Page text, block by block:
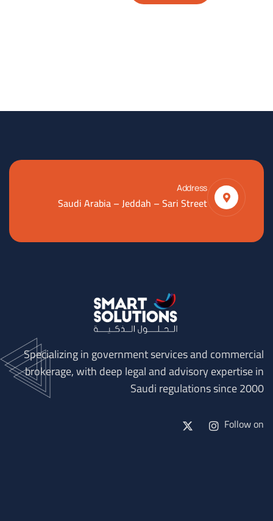
Address
Saudi Arabia – Jeddah – Sari Street
Specializing in government services and commercial
brokerage, with deep legal and advisory expertise in
Saudi regulations since 2000
Follow on